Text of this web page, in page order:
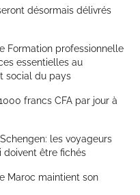
désormais délivrés
Formation professionnelle
essentielles au
social du pays
francs CFA par jour à
les voyageurs
doivent être fichés
Maroc maintient son